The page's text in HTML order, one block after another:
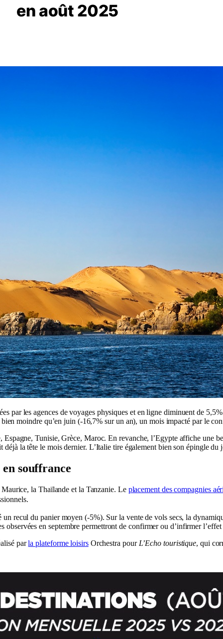
en août 2025
par les agences de voyages physiques et en ligne diminuent de
moindre qu’en juin (-16,7% sur un an), un mois impacté par le
Tunisie, Grèce, Maroc. En revanche, l’Egypte affiche une
déjà la tête le mois dernier. L’Italie tire également bien son épingle
souffrance
la Thaïlande et la Tanzanie. Le placement des compagnies
recul du panier moyen (-5%). Sur la vente de vols secs, la
observées en septembre permettront de confirmer ou d’infirmer
parla plateforme loisirsOrchestra pour L’Echo touristique, qui